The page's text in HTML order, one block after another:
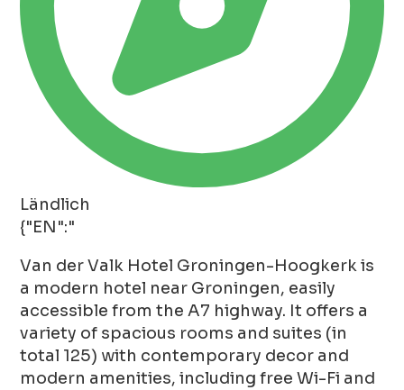
Ländlich
{"EN":"
Van der Valk Hotel Groningen-Hoogkerk is
a modern hotel near Groningen, easily
accessible from the A7 highway. It offers a
variety of spacious rooms and suites (in
total 125) with contemporary decor and
modern amenities, including free Wi-Fi and